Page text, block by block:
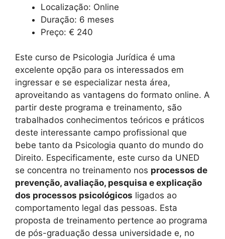
Localização: Online
Duração: 6 meses
Preço: € 240
Este curso de Psicologia Jurídica é uma
excelente opção para os interessados ​​em
ingressar e se especializar nesta área,
aproveitando as vantagens do formato online. A
partir deste programa e treinamento, são
trabalhados conhecimentos teóricos e práticos
deste interessante campo profissional que
bebe tanto da Psicologia quanto do mundo do
Direito. Especificamente, este curso da UNED
se concentra no treinamento nos processos de
prevenção, avaliação, pesquisa e explicação
dos processos psicológicos ligados ao
comportamento legal das pessoas. Esta
proposta de treinamento pertence ao programa
de pós-graduação dessa universidade e, no